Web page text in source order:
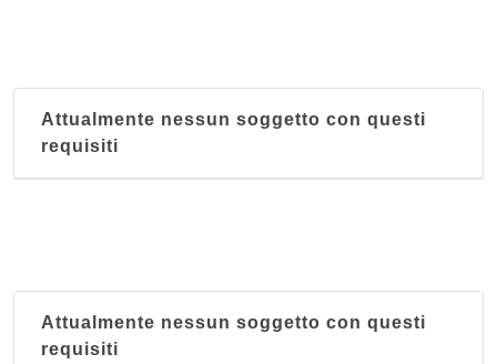
Attualmente nessun soggetto con questi
requisiti
Attualmente nessun soggetto con questi
requisiti